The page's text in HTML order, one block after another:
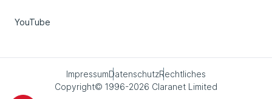
YouTube
ImpressumDatenschutzRechtliches
Copyright© 1996-2026 Claranet Limited